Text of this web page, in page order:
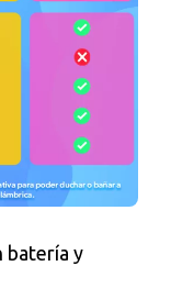
batería y